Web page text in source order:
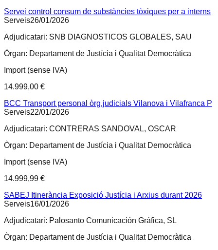
Servei control consum de substàncies tòxiques per a interns
Serveis26/01/2026
Adjudicatari: SNB DIAGNOSTICOS GLOBALES, SAU
Òrgan: Departament de Justícia i Qualitat Democràtica
Import (sense IVA)
14.999,00 €
BCC Transport personal òrg.judicials Vilanova i Vilafranca P
Serveis22/01/2026
Adjudicatari: CONTRERAS SANDOVAL, OSCAR
Òrgan: Departament de Justícia i Qualitat Democràtica
Import (sense IVA)
14.999,99 €
SABEJ Itinerància Exposició Justícia i Arxius durant 2026
Serveis16/01/2026
Adjudicatari: Palosanto Comunicación Gráfica, SL
Òrgan: Departament de Justícia i Qualitat Democràtica